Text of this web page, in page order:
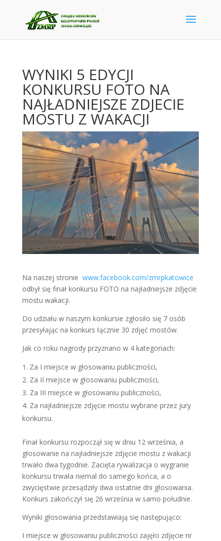
WYNIKI 5 EDYCJI
KONKURSU FOTO NA
NAJŁADNIEJSZE ZDJECIE
MOSTU Z WAKACJI
Na naszej stronie www.facebook.com/zmrpkatowice
odbył się finał konkursu FOTO na najładniejsze zdjęcie
mostu wakacji.
Do udziału w naszym konkursie zgłosiło się 7 osób
przesyłając na konkurs łącznie 30 zdjęć mostów.
Jak co roku nagrody przyznano w 4 kategoriach:
Za I miejsce w głosowaniu publiczności,
Za II miejsce w głosowaniu publiczności,
Za III miejsce w głosowaniu publiczności,
Za najładniejsze zdjęcie mostu wybrane przez jury
konkursu.
Finał konkursu rozpoczął się w dniu 12 września, a
głosowanie na najładniejsze zdjęcie mostu z wakacji
trwało dwa tygodnie. Zacięta rywalizacja o wygranie
konkursu trwała niemal do samego końca, a o
zwycięstwie przesądziły dwa ostatnie dni głosowania.
Konkurs zakończył się 26 września w samo południe.
Wyniki głosowania przedstawiają się następująco:
I miejsce w głosowaniu publiczności zajęło zdjęcie nr